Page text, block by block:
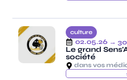
culture
02.05.26 →
Le grand
société
dans vos